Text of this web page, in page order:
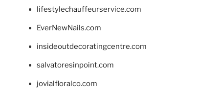
lifestylechauffeurservice.com
EverNewNails.com
insideoutdecoratingcentre.com
salvatoresinpoint.com
jovialfloralco.com